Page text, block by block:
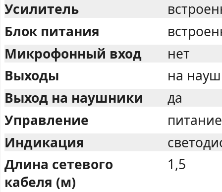
Усилитель
Блок питания
Микрофонный вход
нет
Выходы
на
Выход на наушники
да
Управление
Индикация
Длина сетевого
кабеля (м)
1,5